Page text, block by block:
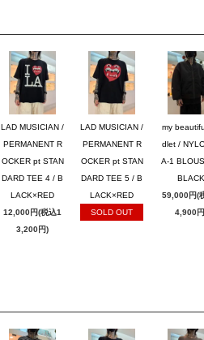
LAD MUSICIAN /
PERMANENT R
OCKER pt STAN
DARD TEE 4 / B
LACK×RED
12,000円(税込1
3,200円)
LAD MUSICIAN /
PERMANENT R
OCKER pt STAN
DARD TEE 5 / B
LACK×RED
SOLD OUT
my
dlet /
A-1
BLACK
59,000円(
4,900